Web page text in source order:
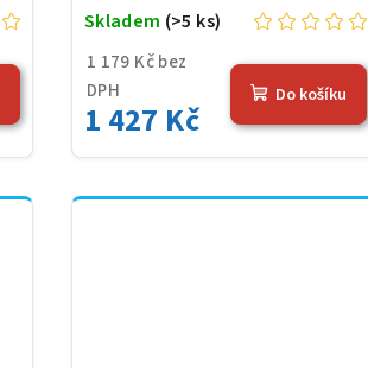
1 179 Kč bez
DPH
1 427 Kč
Skladem (>5 ks)
Do košíku